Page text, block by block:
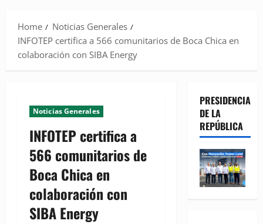
Home
Noticias Generales
INFOTEP certifica a 566 comunitarios de Boca Chica en
colaboración con SIBA Energy
Noticias Generales
INFOTEP certifica a
566 comunitarios de
Boca Chica en
colaboración con
SIBA Energy
PRESIDENCIA
DE LA
REPÚBLICA